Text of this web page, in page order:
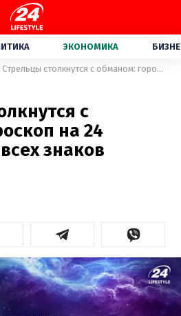
ЭКОНОМИКА
Стрельцы столкнутся с обманом: гороскоп на 24 декабря для всех знаков зодиака
с
на 24
знаков